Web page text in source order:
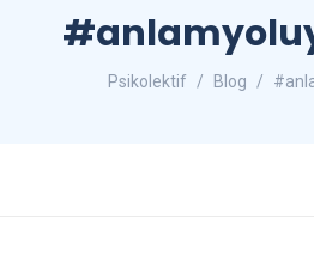
Psikolektif Blog